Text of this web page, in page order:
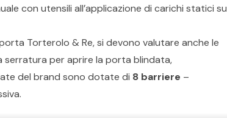
con utensili all’applicazione di carichi statici su
Torterolo & Re, si devono valutare anche le
serratura per aprire la porta blindata,
del brand sono dotate di 8 barriere –